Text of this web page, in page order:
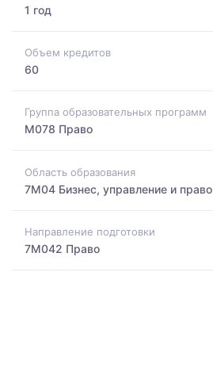
1 год
Объем кредитов
60
Группа образовательных программ
M078 Право
Область образования
7M04 Бизнес, управление и право
Направление подготовки
7M042 Право